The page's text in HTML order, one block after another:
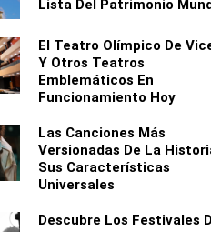
Lista Del Patrimonio
El Teatro Olímpico De
Y Otros Teatros
Emblemáticos En
Funcionamiento Hoy
Las Canciones Más
Versionadas De La
Sus Características
Universales
Descubre Los Festivales